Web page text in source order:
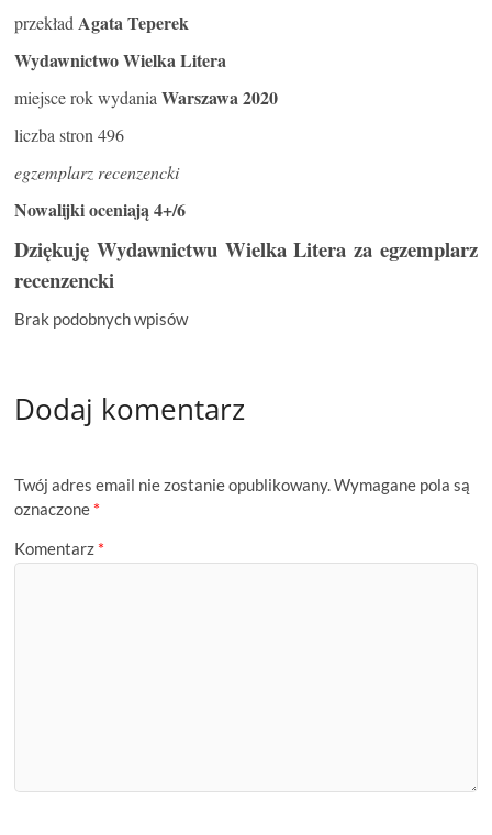
przekład Agata Teperek
Wydawnictwo Wielka Litera
miejsce rok wydaniaWarszawa 2020
liczba stron 496
egzemplarz recenzencki
Nowalijki oceniają 4+/6
Dziękuję Wydawnictwu Wielka Litera za egzemplarz
recenzencki
Brak podobnych wpisów
Dodaj komentarz
Twój adres email nie zostanie opublikowany.Wymagane pola są
oznaczone *
Komentarz *